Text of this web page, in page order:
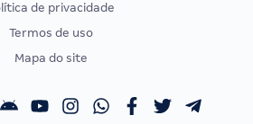
EXAME DE ORDEM
Calendário OAB
de privacidade
Termos de uso
Mapa do site